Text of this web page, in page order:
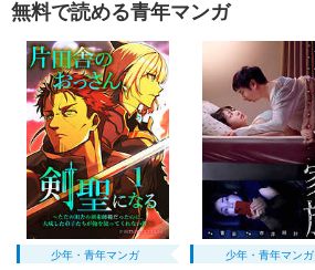
無料で読める青年マンガ
少年・青年マンガ 少年・青年マンガ